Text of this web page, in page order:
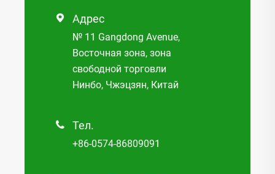
 Адрес
№ 11 Gangdong Avenue,
Восточная зона, зона
свободной торговли
Нинбо, Чжэцзян, Китай
 Тел.
+86-0574-86809091